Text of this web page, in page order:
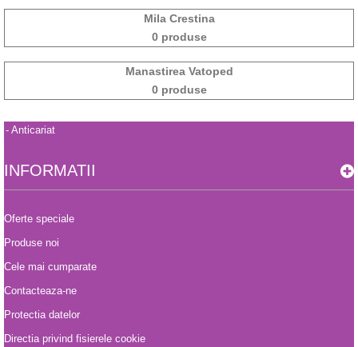
Mila Crestina
0 produse
Manastirea Vatoped
0 produse
- Anticariat
INFORMATII
Oferte speciale
Produse noi
Cele mai cumparate
Contacteaza-ne
Protectia datelor
Directia privind fisierele cookie